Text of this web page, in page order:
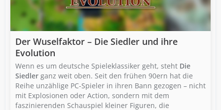
Der Wuselfaktor – Die Siedler und ihre
Evolution
Wenn es um deutsche Spieleklassiker geht, steht Die
Siedler ganz weit oben. Seit den frühen 90ern hat die
Reihe unzählige PC-Spieler in ihren Bann gezogen – nicht
mit Explosionen oder Action, sondern mit dem
faszinierenden Schauspiel kleiner Figuren, die